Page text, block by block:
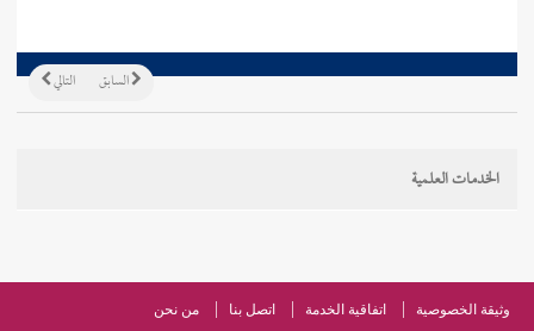
التالي السابق
الخدمات العلمية
وثيقة الخصوصية اتفاقية الخدمة اتصل بنا من نحن